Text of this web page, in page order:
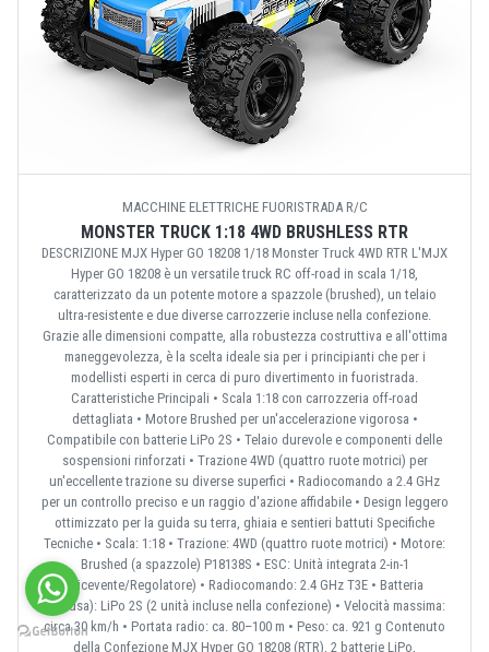
MACCHINE ELETTRICHE FUORISTRADA R/C
MONSTER TRUCK 1:18 4WD BRUSHLESS RTR
DESCRIZIONE MJX Hyper GO 18208 1/18 Monster Truck 4WD RTR L'MJX
Hyper GO 18208 è un versatile truck RC off-road in scala 1/18,
caratterizzato da un potente motore a spazzole (brushed), un telaio
ultra-resistente e due diverse carrozzerie incluse nella confezione.
Grazie alle dimensioni compatte, alla robustezza costruttiva e all'ottima
maneggevolezza, è la scelta ideale sia per i principianti che per i
modellisti esperti in cerca di puro divertimento in fuoristrada.
Caratteristiche Principali • Scala 1:18 con carrozzeria off-road
dettagliata • Motore Brushed per un'accelerazione vigorosa •
Compatibile con batterie LiPo 2S • Telaio durevole e componenti delle
sospensioni rinforzati • Trazione 4WD (quattro ruote motrici) per
un'eccellente trazione su diverse superfici • Radiocomando a 2.4 GHz
per un controllo preciso e un raggio d'azione affidabile • Design leggero
ottimizzato per la guida su terra, ghiaia e sentieri battuti Specifiche
Tecniche • Scala: 1:18 • Trazione: 4WD (quattro ruote motrici) • Motore:
Brushed (a spazzole) P18138S • ESC: Unità integrata 2-in-1
(Ricevente/Regolatore) • Radiocomando: 2.4 GHz T3E • Batteria
(inclusa): LiPo 2S (2 unità incluse nella confezione) • Velocità massima:
circa 30 km/h • Portata radio: ca. 80–100 m • Peso: ca. 921 g Contenuto
della Confezione MJX Hyper GO 18208 (RTR), 2 batterie LiPo,